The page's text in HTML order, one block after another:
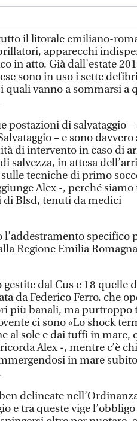
il litorale emiliano-
apparecchi
in atto. Già dall’estate
sono in uso i sette
quali vanno a sommarsi a
di salvataggio –
– e sono
di intervento in caso di
salvezza, in attesa
tecniche di primo
Alex -, perché
di Blsd, tenuti da medici
specifico
Regione Emilia
dal Cus e 18 quelle
da Federico Ferro, che
più banali, ma purtroppo
ci sono «Lo shock
al sole e dai tuffi in mare,
Alex -, mentre c’è chi
in mare
delineate
e tra queste vige